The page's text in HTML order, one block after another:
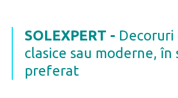
SOLEXPERT -
clasice sau moderne,
preferat